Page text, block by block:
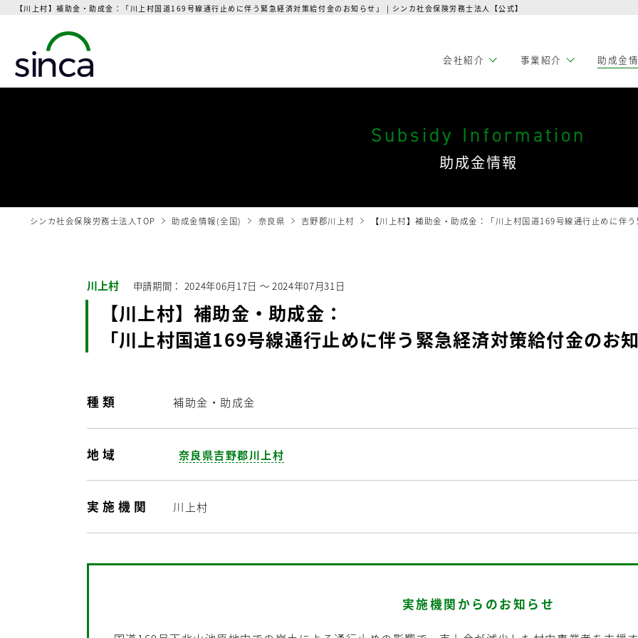
【川上村】補助金・助成金：「川上村国道169号線通行止めに伴う緊急経済対策給付金のお知らせ」 | シンカ社会保険労務士法人【公式】
会社紹介 事業紹介 助成金
Subsidy Information
助成金情報
シンカ社会保険労務士法人TOP 助成金情報(全国) 奈良県 吉野郡川上村 【川上村】補助金・助成金：「川上村国道169号線通行止めに伴
川上村 申請期間： 2024年06月17日 〜2024年07月31日
【川上村】補助金・助成金：
「川上村国道169号線通行止めに伴う緊急経済対策給付金のお
種類 補助金・助成金
地域 奈良県吉野郡川上村
実施機関 川上村
実施機関からのお知らせ